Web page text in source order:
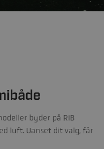
byder på RIB
luft. Uanset dit valg, får